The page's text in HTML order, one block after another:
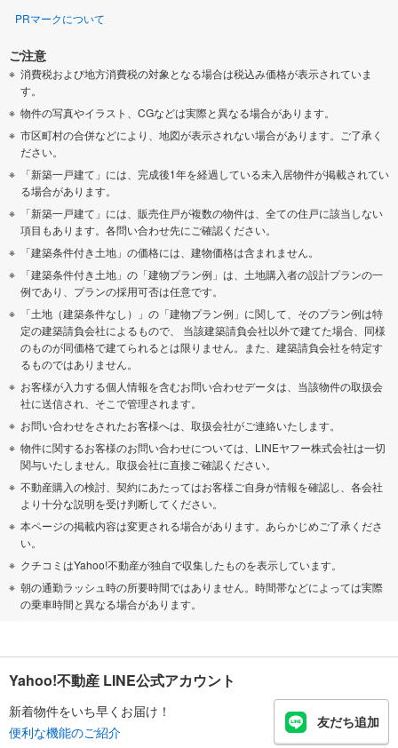
PRマークについて
ご注意
消費税および地方消費税の対象となる場合は税込み価格が表示されていま
す。
物件の写真やイラスト、CGなどは実際と異なる場合があります。
市区町村の合併などにより、地図が表示されない場合があります。ご了承く
ださい。
「新築一戸建て」には、完成後1年を経過している未入居物件が掲載されてい
る場合があります。
「新築一戸建て」には、販売住戸が複数の物件は、全ての住戸に該当しない
項目もあります。各問い合わせ先にご確認ください。
「建築条件付き土地」の価格には、建物価格は含まれません。
「建築条件付き土地」の「建物プラン例」は、土地購入者の設計プランの一
例であり、プランの採用可否は任意です。
「土地（建築条件なし）」の「建物プラン例」に関して、そのプラン例は特
定の建築請負会社によるもので、 当該建築請負会社以外で建てた場合、同様
のものが同価格で建てられるとは限りません。また、建築請負会社を特定す
るものではありません。
お客様が入力する個人情報を含むお問い合わせデータは、当該物件の取扱会
社に送信され、そこで管理されます。
お問い合わせをされたお客様へは、取扱会社がご連絡いたします。
物件に関するお客様のお問い合わせについては、LINEヤフー株式会社は一切
関与いたしません。取扱会社に直接ご確認ください。
不動産購入の検討、契約にあたってはお客様ご自身が情報を確認し、各会社
より十分な説明を受け判断してください。
本ページの掲載内容は変更される場合があります。あらかじめご了承くださ
い。
クチコミはYahoo!不動産が独自で収集したものを表示しています。
朝の通勤ラッシュ時の所要時間ではありません。時間帯などによっては実際
の乗車時間と異なる場合があります。
Yahoo!不動産 LINE公式アカウント
新着物件をいち早くお届け！
便利な機能のご紹介
友だち追加